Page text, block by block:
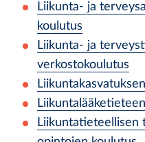
Liikunta- ja
koulutus
Liikunta- ja
verkostokoulutus
Liikuntatieteellisen